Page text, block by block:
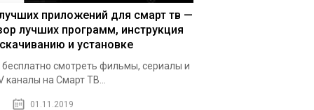
приложений для смарт тв —
лучших программ, инструкция
и установке
бесплатно смотреть фильмы, сериалы и
каналы на Смарт ТВ...
01.11.2019